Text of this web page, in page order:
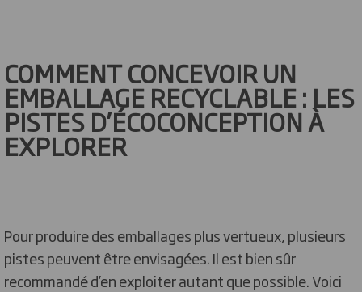
COMMENT CONCEVOIR UN
EMBALLAGE RECYCLABLE : LES
PISTES D’ÉCOCONCEPTION À
EXPLORER
Pour produire des emballages plus vertueux, plusieurs
pistes peuvent être envisagées. Il est bien sûr
recommandé d’en exploiter autant que possible. Voici